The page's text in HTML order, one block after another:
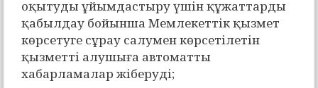
оқытуды ұйымдастыру үшін құжаттарды
қабылдау бойынша Мемлекеттік қызмет
көрсетуге сұрау салумен көрсетілетін
қызметті алушыға автоматты
хабарламалар жіберуді;